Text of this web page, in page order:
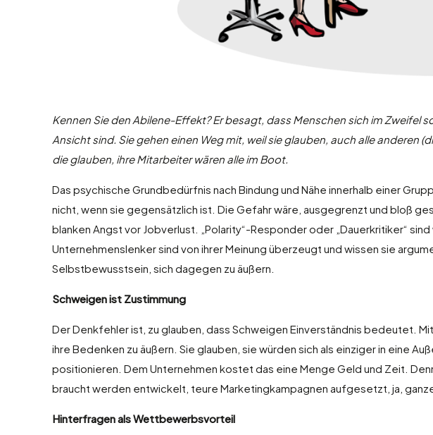
Kennen Sie den Abilene-Effekt? Er besagt, dass Menschen sich im
Ansicht sind. Sie gehen einen Weg mit, weil sie glauben, auch alle
die glauben, ihre Mitarbeiter wären alle im Boot.
Das psychische Grundbedürfnis nach Bindung und Nähe innerhalb einer
nicht, wenn sie gegensätzlich ist. Die Gefahr wäre, ausgegrenzt und bloß
blanken Angst vor Jobverlust. „Polarity“-Responder oder „Dauerkritiker“
Unternehmenslenker sind von ihrer Meinung überzeugt und wissen sie
Selbstbewusstsein, sich dagegen zu äußern.
Schweigen ist Zustimmung
Der Denkfehler ist, zu glauben, dass Schweigen Einverständnis bedeutet.
ihre Bedenken zu äußern. Sie glauben, sie würden sich als einziger in eine
positionieren. Dem Unternehmen kostet das eine Menge Geld und Zeit.
braucht werden entwickelt, teure Marketingkampagnen aufgesetzt, ja,
Hinterfragen als Wettbewerbsvorteil